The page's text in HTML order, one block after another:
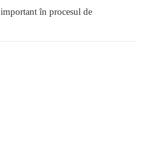
în procesul de